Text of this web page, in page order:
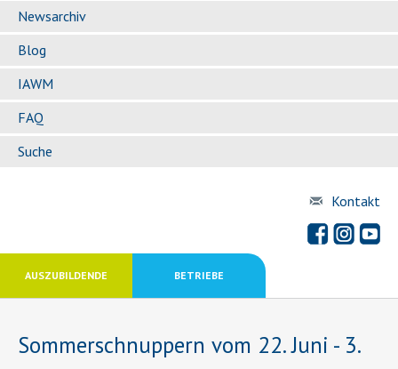
Newsarchiv
Blog
IAWM
FAQ
Suche
Kontakt
AUSZUBILDENDE BETRIEBE
Sommerschnuppern vom 22. Juni - 3.